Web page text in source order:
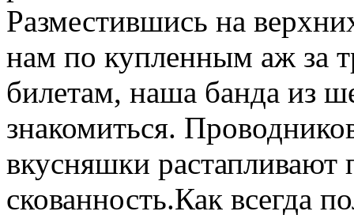
Разместившись на
нам по купленным аж за
билетам, наша банда из
знакомиться.
вкусняшки
скованность.Как всегда